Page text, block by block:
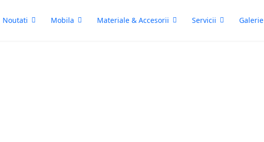
Noutati Mobila Materiale & Accesorii Servicii Galerie